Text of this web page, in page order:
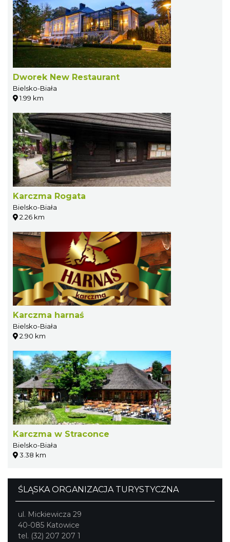
Dworek New Restaurant
Bielsko-Biała
1.99 km
Karczma Rogata
Bielsko-Biała
2.26 km
Karczma harnaś
Bielsko-Biała
2.90 km
Karczma w Straconce
Bielsko-Biała
3.38 km
ŚLĄSKA ORGANIZACJA TURYSTYCZNA
ul. Mickiewicza 29
40-085 Katowice
tel. (32) 207 207 1